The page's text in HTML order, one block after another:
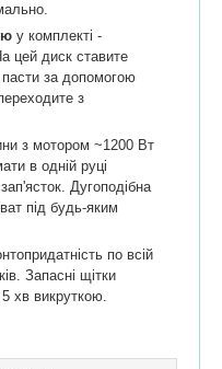
у комплекті -
цей диск ставите
пасти за допомогою
з
з мотором ~1200 Вт
в одній руці
Дугоподібна
під будь-яким
по всій
Запасні щітки
хв викруткою.